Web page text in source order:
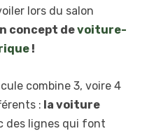
lors du salon
concept devoiture-
!
combine 3, voire 4
: la voiture
des lignes qui font